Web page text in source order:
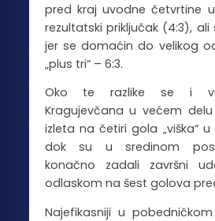
pred kraj uvodne četvrtine
rezultatski priključak (4:3),
jer se domaćin do velikog
„plus tri“ – 6:3.
Oko te razlike se i
Kragujevčana u većem
izleta na četiri gola „viška“
dok su u sredinom
konačno zadali završni
odlaskom na šest golova
Najefikasniji u